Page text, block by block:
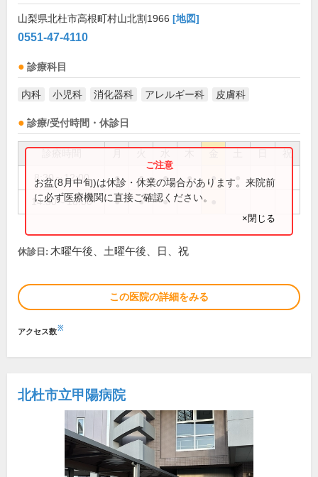
山梨県北杜市高根町村山北割1966 [地図]
0551-47-4110
診療科目
内科 小児科 消化器科 アレルギー科 皮膚科
診療/受付時間・休診日
祝
8:30～12:00 ● ● ● ● ●
14:30～18:00 ● ● ●
お盆(8月中旬)は休診・休業の場合があります。来院前
に必ず医療機関に直接ご確認ください。
×閉じる
休診日: 木曜午後、土曜午後、日、祝
この医院の詳細をみる
アクセス数※
北杜市立甲陽病院